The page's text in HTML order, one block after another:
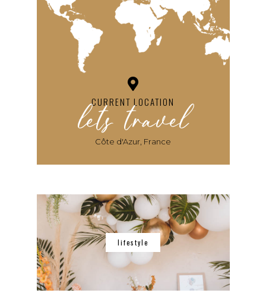
CURRENT LOCATION
lets travel
Côte d'Azur, France
lifestyle